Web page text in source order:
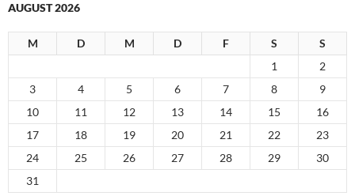
AUGUST 2026
M D M D F S
S
1
2
3
4 5 6 7 8
9
10
11 12 13 14 15
16
17
18 19 20 21 22
23
24
25 26 27 28 29
30
31